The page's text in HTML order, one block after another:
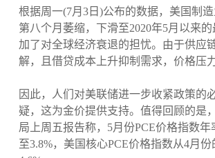
根据周一(7月3日)公布的数据，美国制
第八个月萎缩，下滑至2020年5月以来
加了对全球经济衰退的担忧。由于供应
解，且借贷成本上升抑制需求，价格压
因此，人们对美联储进一步收紧政策的
疑，这为金价提供支持。值得回顾的是
局上周五报告称，5月份PCE价格指数年
至3.8%，美国核心PCE价格指数从4月份